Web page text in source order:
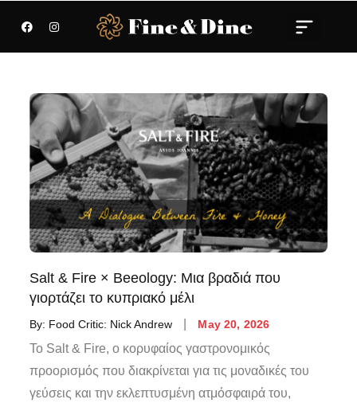
Salt & Fire × Beeology: Μια βραδιά που
γιορτάζει το κυπριακό μέλι
By: Food Critic: Nick Andrew May 20, 2026
Το Salt & Fire, ο κορυφαίος γαστρονομικός
προορισμός που διακρίνεται για τις μοναδικές του
γεύσεις και την εκλεπτυσμένη ατμόσφαιρά του,